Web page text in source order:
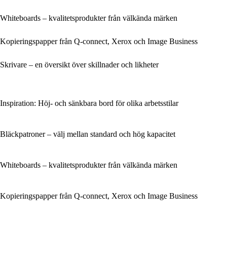
Whiteboards – kvalitetsprodukter från välkända märken
Kopieringspapper från Q-connect, Xerox och Image Business
Skrivare – en översikt över skillnader och likheter
Inspiration: Höj- och sänkbara bord för olika arbetsstilar
Bläckpatroner – välj mellan standard och hög kapacitet
Whiteboards – kvalitetsprodukter från välkända märken
Kopieringspapper från Q-connect, Xerox och Image Business